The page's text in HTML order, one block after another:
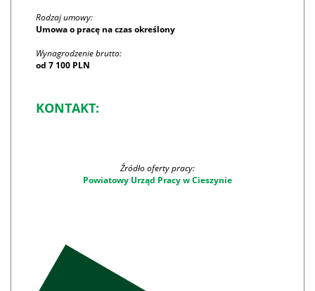
Rodzaj umowy:
Umowa o pracę na czas określony
Wynagrodzenie brutto:
od 7 100 PLN
KONTAKT:
Źródło oferty pracy:
Powiatowy Urząd Pracy w Cieszynie